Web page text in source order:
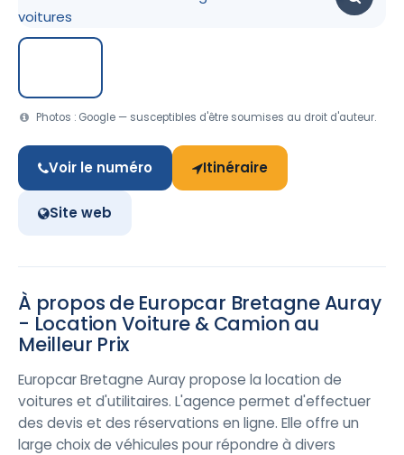
Photos : Google — susceptibles d'être soumises au droit d'auteur.
Voir le numéro Itinéraire
Site web
À propos de Europcar Bretagne Auray
- Location Voiture & Camion au
Meilleur Prix
Europcar Bretagne Auray propose la location de
voitures et d'utilitaires. L'agence permet d'effectuer
des devis et des réservations en ligne. Elle offre un
large choix de véhicules pour répondre à divers